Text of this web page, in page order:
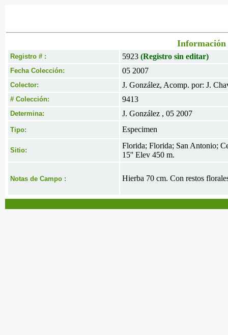
Información
Registro # : 5923 (Registro sin editar)
Fecha Colección: 05 2007
Colector: J. González, Acomp. por: J.
# Colección: 9413
Determina: J. González , 05 2007
Tipo: Especimen
Sitio:
Florida; Florida; San Antonio;
15'' Elev 450 m.
Notas de Campo : Hierba 70 cm. Con restos